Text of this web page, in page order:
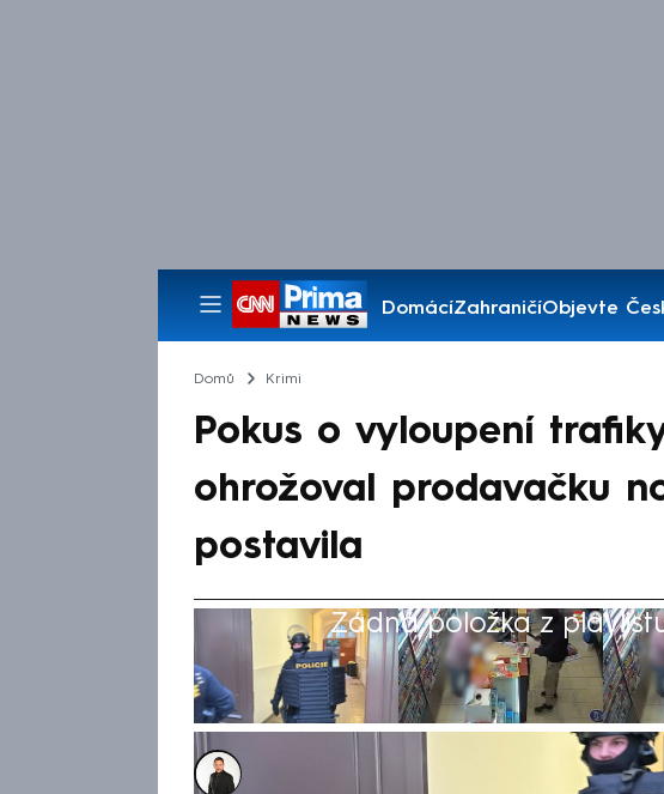
DomácíZahraničíObjevte
Pořady
Domů Krimi
Pokus o vyloupení
ohrožoval prodavačku
postavila
Žádná položka z
Michal Janotka
12. úno 2025, 15:05